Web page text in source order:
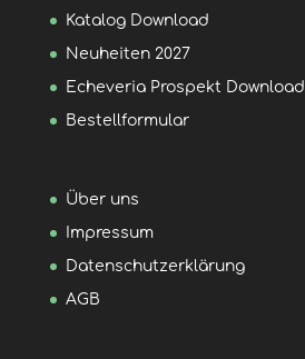
Katalog Download
Neuheiten 2027
Echeveria Prospekt Download
Bestellformular
Über uns
Impressum
Datenschutzerklärung
AGB